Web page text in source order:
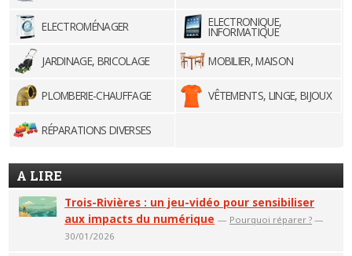
ELECTROMÉNAGER ELECTRONIQUE,
INFORMATIQUE
JARDINAGE, BRICOLAGE
MOBILIER, MAISON
PLOMBERIE-CHAUFFAGE VÊTEMENTS, LINGE, BIJOUX
RÉPARATIONS DIVERSES
A LIRE
Trois-Rivières : un jeu-vidéo pour sensibiliser
aux impacts du numérique — Pourquoi réparer ? —
30/01/2026